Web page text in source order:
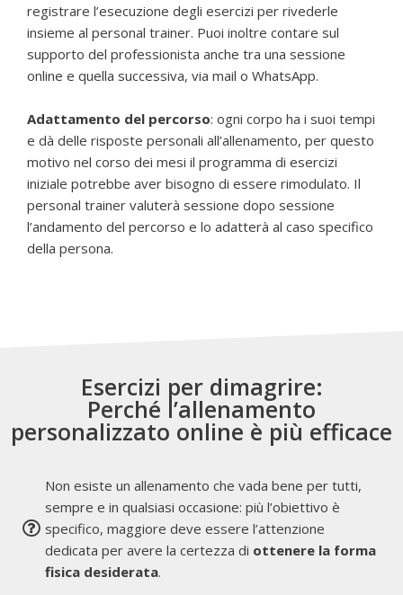
registrare l’esecuzione degli esercizi per rivederle
insieme al personal trainer. Puoi inoltre contare sul
supporto del professionista anche tra una sessione
online e quella successiva, via mail o WhatsApp.
Adattamento del percorso: ogni corpo ha i suoi tempi
e dà delle risposte personali all’allenamento, per questo
motivo nel corso dei mesi il programma di esercizi
iniziale potrebbe aver bisogno di essere rimodulato. Il
personal trainer valuterà sessione dopo sessione
l’andamento del percorso e lo adatterà al caso specifico
della persona.
Esercizi per dimagrire:
Perché l’allenamento
personalizzato online è più efficace
Non esiste un allenamento che vada bene per tutti,
sempre e in qualsiasi occasione: più l’obiettivo è
specifico, maggiore deve essere l’attenzione
dedicata per avere la certezza di ottenere la forma
fisica desiderata.